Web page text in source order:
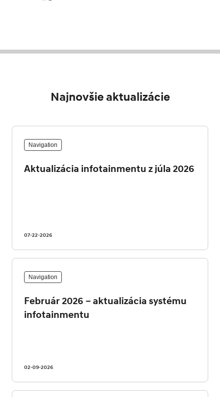
Najnovšie aktualizácie
Navigation
Aktualizácia infotainmentu z júla 2026
07-22-2026
Navigation
Február 2026 – aktualizácia systému
infotainmentu
02-09-2026